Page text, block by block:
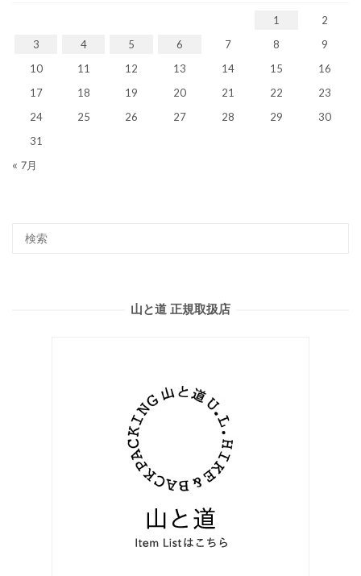
1
2
3
4 5 6 7 8
9
10
11 12 13 14 15
16
17
18 19 20 21 22
23
24
25 26 27 28 29
30
31
« 7月
山と道 正規取扱店